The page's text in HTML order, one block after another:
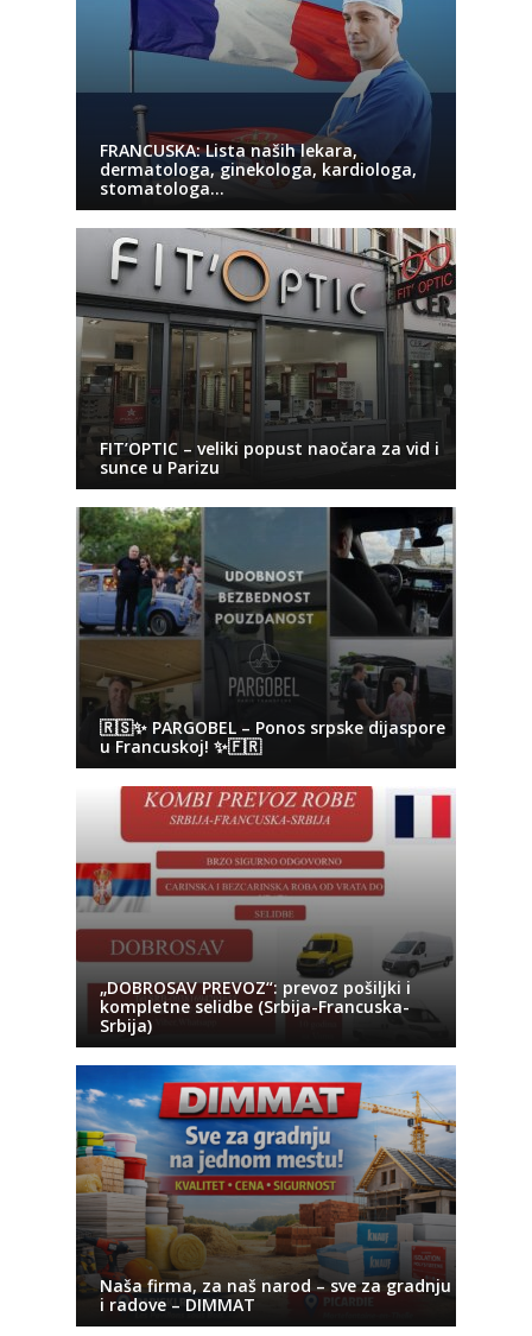
FRANCUSKA: Lista naših lekara,
dermatologa, ginekologa, kardiologa,
stomatologa…
FIT’OPTIC – veliki popust naočara za vid i
sunce u Parizu
🇷🇸✨ PARGOBEL – Ponos srpske dijaspore
u Francuskoj! ✨🇫🇷
„DOBROSAV PREVOZ“: prevoz pošiljki i
kompletne selidbe (Srbija-Francuska-
Srbija)
Naša firma, za naš narod – sve za gradnju
i radove – DIMMAT